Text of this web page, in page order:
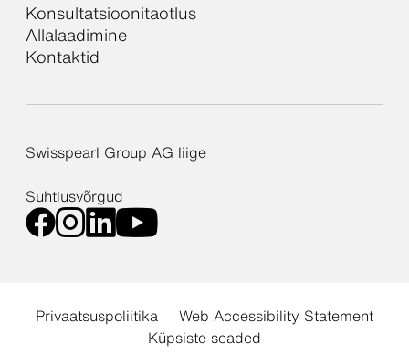
Konsultatsioonitaotlus
Allalaadimine
Kontaktid
Swisspearl Group AG liige
Suhtlusvõrgud
Privaatsuspoliitika
Web Accessibility Statement
Küpsiste seaded